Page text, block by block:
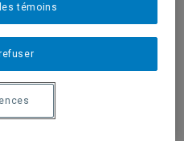
témoins